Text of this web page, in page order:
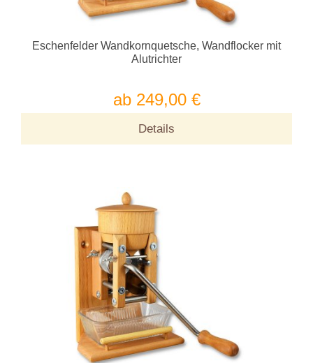
Eschenfelder Wandkornquetsche, Wandflocker mit
Alutrichter
ab 249,00 €
Details